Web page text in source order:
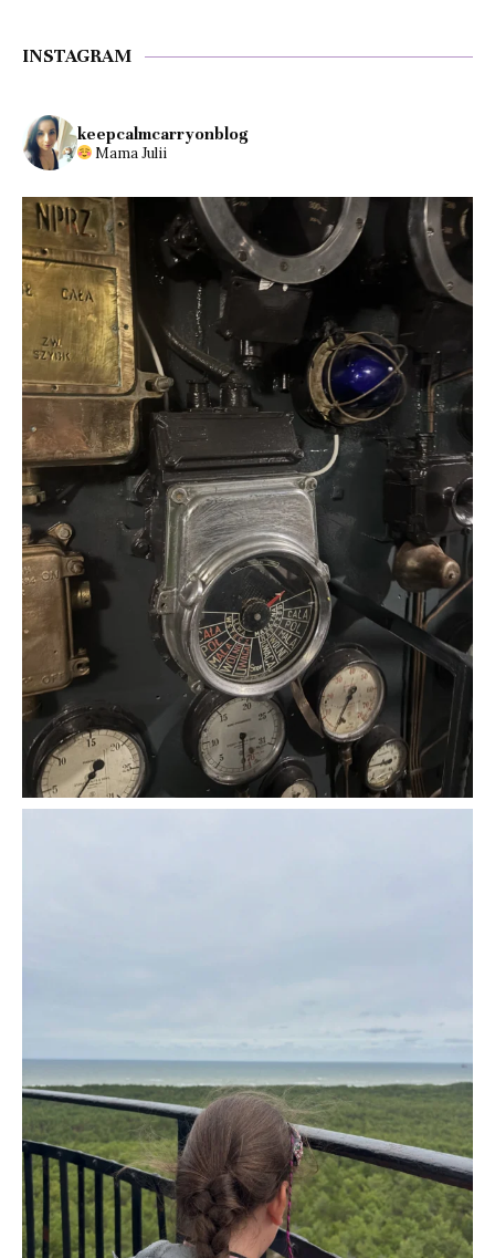
INSTAGRAM
keepcalmcarryonblog
Mama Julii